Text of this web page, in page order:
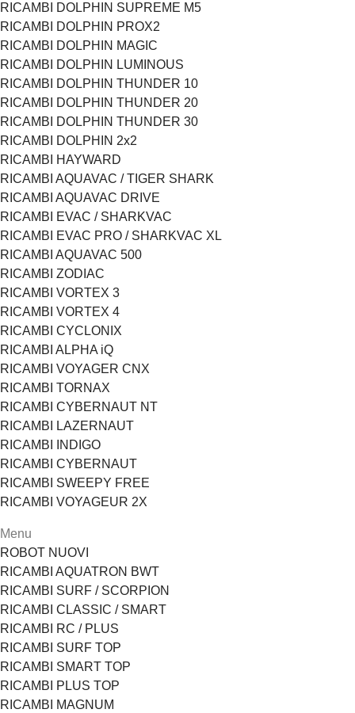
RICAMBI DOLPHIN SUPREME M5
RICAMBI DOLPHIN PROX2
RICAMBI DOLPHIN MAGIC
RICAMBI DOLPHIN LUMINOUS
RICAMBI DOLPHIN THUNDER 10
RICAMBI DOLPHIN THUNDER 20
RICAMBI DOLPHIN THUNDER 30
RICAMBI DOLPHIN 2x2
RICAMBI HAYWARD
RICAMBI AQUAVAC / TIGER SHARK
RICAMBI AQUAVAC DRIVE
RICAMBI EVAC / SHARKVAC
RICAMBI EVAC PRO / SHARKVAC XL
RICAMBI AQUAVAC 500
RICAMBI ZODIAC
RICAMBI VORTEX 3
RICAMBI VORTEX 4
RICAMBI CYCLONIX
RICAMBI ALPHA iQ
RICAMBI VOYAGER CNX
RICAMBI TORNAX
RICAMBI CYBERNAUT NT
RICAMBI LAZERNAUT
RICAMBI INDIGO
RICAMBI CYBERNAUT
RICAMBI SWEEPY FREE
RICAMBI VOYAGEUR 2X
Menu
ROBOT NUOVI
RICAMBI AQUATRON BWT
RICAMBI SURF / SCORPION
RICAMBI CLASSIC / SMART
RICAMBI RC / PLUS
RICAMBI SURF TOP
RICAMBI SMART TOP
RICAMBI PLUS TOP
RICAMBI MAGNUM